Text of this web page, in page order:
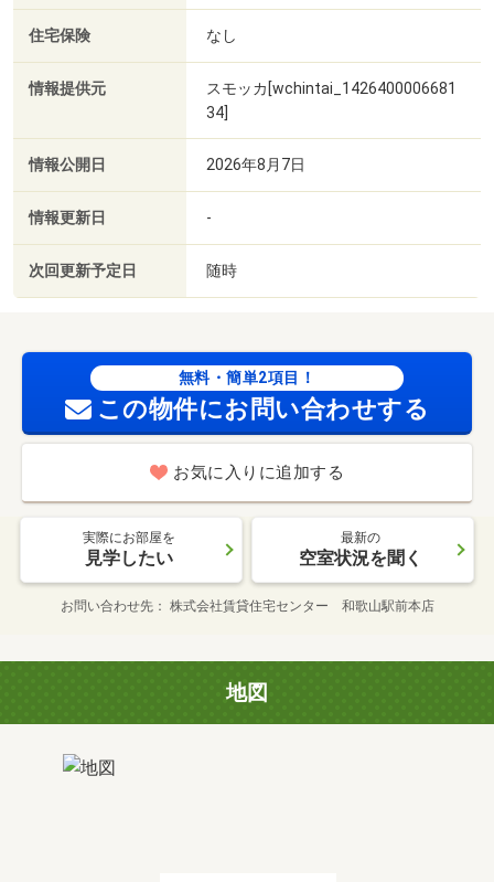
住宅保険 なし
情報提供元
スモッカ[wchintai_1426400006681
34]
情報公開日 2026年8月7日
情報更新日 -
次回更新予定日 随時
無料・簡単2項目！
この物件にお問い合わせする
お気に入りに追加する
実際にお部屋を
見学したい
最新の
空室状況を聞く
お問い合わせ先 株式会社賃貸住宅センター 和歌山駅前本店
地図